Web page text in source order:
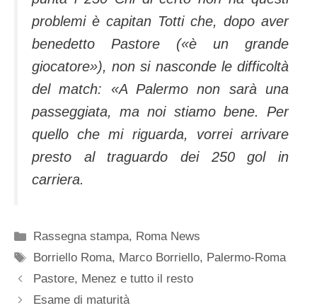
problemi è capitan Totti che, dopo aver
benedetto Pastore («è un grande
giocatore»), non si nasconde le difficoltà
del match: «A Palermo non sarà una
passeggiata, ma noi stiamo bene. Per
quello che mi riguarda, vorrei arrivare
presto al traguardo dei 250 gol in
carriera.
Categorie
Rassegna stampa, Roma News
Tag
Borriello Roma, Marco Borriello, Palermo-Roma
Pastore, Menez e tutto il resto
Esame di maturità